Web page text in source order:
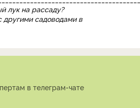
лук на рассаду?
другими садоводами в
в телеграм-чате